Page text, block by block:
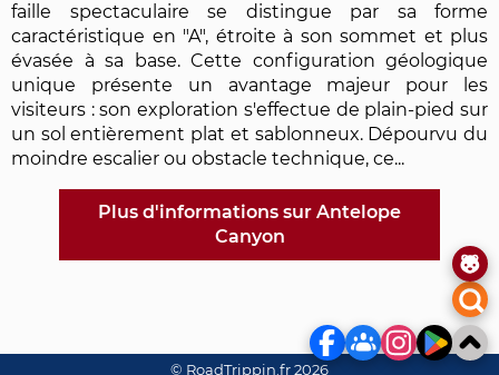
faille spectaculaire se distingue par sa forme
caractéristique en "A", étroite à son sommet et plus
évasée à sa base. Cette configuration géologique
unique présente un avantage majeur pour les
visiteurs : son exploration s'effectue de plain-pied sur
un sol entièrement plat et sablonneux. Dépourvu du
moindre escalier ou obstacle technique, ce...
Plus d'informations sur Antelope
Canyon
© RoadTrippin.fr 2026